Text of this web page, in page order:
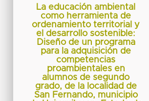
La educación ambiental
como herramienta de
ordenamiento territorial y
el desarrollo sostenible:
Diseño de un programa
para la adquisición de
competencias
proambientales en
alumnos de segundo
grado, de la localidad de
San Fernando, municipio